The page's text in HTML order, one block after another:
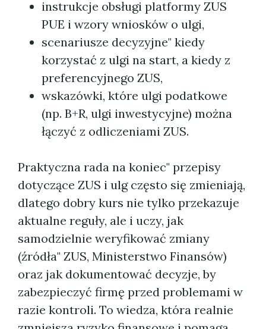
instrukcje obsługi platformy ZUS
PUE i wzory wniosków o ulgi,
scenariusze decyzyjne" kiedy
korzystać z ulgi na start, a kiedy z
preferencyjnego ZUS,
wskazówki, które ulgi podatkowe
(np. B+R, ulgi inwestycyjne) można
łączyć z odliczeniami ZUS.
Praktyczna rada na koniec" przepisy
dotyczące ZUS i ulg często się zmieniają,
dlatego dobry kurs nie tylko przekazuje
aktualne reguły, ale i uczy, jak
samodzielnie weryfikować zmiany
(źródła" ZUS, Ministerstwo Finansów)
oraz jak dokumentować decyzje, by
zabezpieczyć firmę przed problemami w
razie kontroli. To wiedza, która realnie